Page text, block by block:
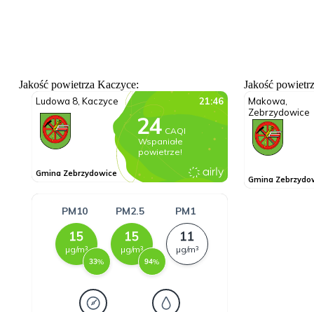
Jakość powietrza Kaczyce: Jakość